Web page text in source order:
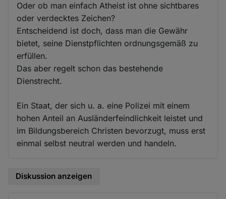
Oder ob man einfach Atheist ist ohne sichtbares
oder verdecktes Zeichen?
Entscheidend ist doch, dass man die Gewähr
bietet, seine Dienstpflichten ordnungsgemäß zu
erfüllen.
Das aber regelt schon das bestehende
Dienstrecht.
Ein Staat, der sich u. a. eine Polizei mit einem
hohen Anteil an Ausländerfeindlichkeit leistet und
im Bildungsbereich Christen bevorzugt, muss erst
einmal selbst neutral werden und handeln.
Diskussion anzeigen